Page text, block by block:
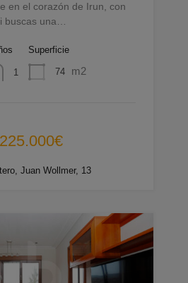
en el corazón de Irun, con
buscas una…
1
Superficie
74 m2
Juan Wollmer, 13